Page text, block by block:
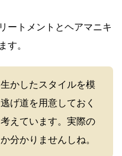
ートメントとヘアマニキ
す。
かしたスタイルを模
げ道を用意しておく
えています。実際の
分かりませんしね。